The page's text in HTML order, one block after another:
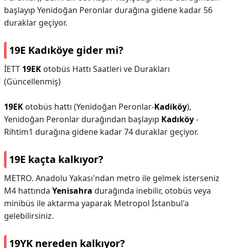
başlayıp Yenidoğan Peronlar durağına gidene kadar 56
duraklar geçiyor.
19E Kadıköye gider mi?
İETT 19EK otobüs Hattı Saatleri ve Durakları
(Güncellenmiş)
19EK otobüs hattı (Yenidoğan Peronlar-Kadiköy),
Yenidoğan Peronlar durağından başlayıp Kadıköy-
Rihtim1 durağına gidene kadar 74 duraklar geçiyor.
19E kaçta kalkıyor?
METRO. Anadolu Yakası'ndan metro ile gelmek isterseniz
M4 hattında Yenisahra durağında inebilir, otobüs veya
minibüs ile aktarma yaparak Metropol İstanbul'a
gelebilirsiniz.
19YK nereden kalkıyor?